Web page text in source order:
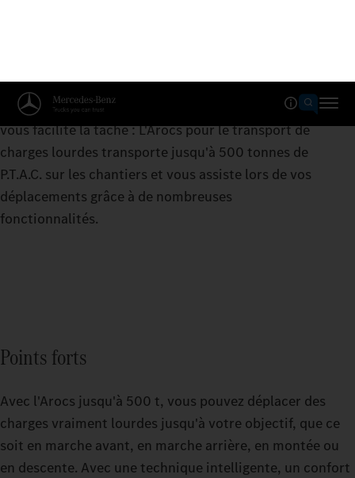
Lorsque les choses deviennent difficiles, ce camion
vous facilite la tâche : L'Arocs pour le transport de
charges lourdes transporte jusqu'à 500 tonnes de
P.T.A.C. sur les chantiers et vous assiste lors de vos
déplacements grâce à de nombreuses
fonctionnalités.
Points forts
Avec l'Arocs jusqu'à 500 t, vous pouvez déplacer des
charges vraiment lourdes jusqu'à votre objectif, que ce
soit en marche avant, en marche arrière, en montée ou
en descente. Avec une technique intelligente, un confort